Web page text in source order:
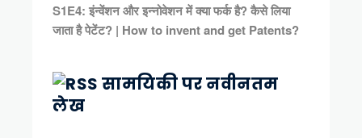
S1E4: इंन्वेंशन और इन्नोवेशन में क्या फर्क है? कैसे लिया
जाता है पेटेंट? | How to invent and get Patents?
सामयिकी पर नवीनतम
लेख